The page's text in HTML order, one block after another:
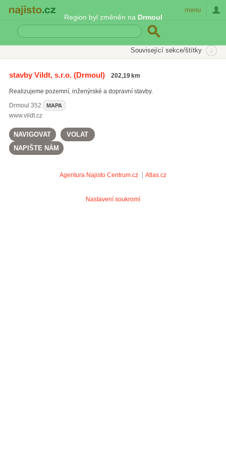
Region byl změněn na Drmoul
menu
Související sekce/štítky
stavby Vildt, s.r.o.(Drmoul) 202,19 km
Realizujeme pozemní, inženýrské a dopravní stavby.
Drmoul 352 MAPA
www.vildt.cz
NAVIGOVAT
VOLAT
NAPIŠTE NÁM
Agentura Najisto Centrum.cz Atlas.cz
Nastavení soukromí